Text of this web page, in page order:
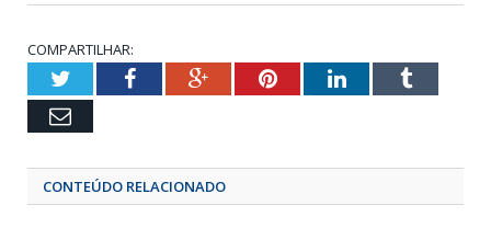
COMPARTILHAR:
TwitterFacebookGoogle+PinterestLinkedInTumblr
Email
CONTEÚDO RELACIONADO